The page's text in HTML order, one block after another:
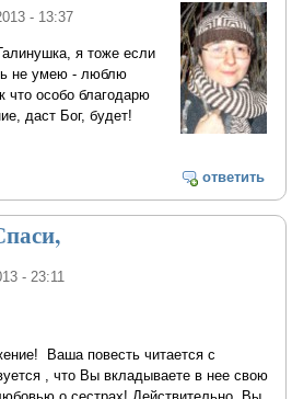
- 13:37
я тоже если
не умею - люблю
что особо благодарю
даст Бог, будет!
ответить
- 23:11
Ваша повесть читается с
, что Вы вкладываете в нее свою